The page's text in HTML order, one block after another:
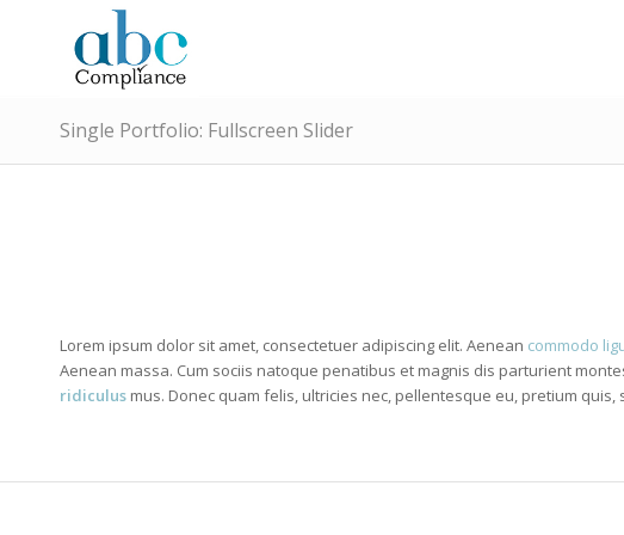
Single Portfolio: Fullscreen Slider
Lorem ipsum dolor sit amet, consectetuer adipiscing elit. Aenean commodo
Aenean massa. Cum sociis natoque penatibus et magnis dis parturient
ridiculus mus. Donec quam felis, ultricies nec, pellentesque eu, pretium quis,